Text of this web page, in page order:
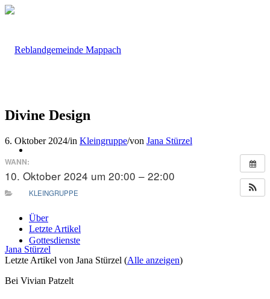
Gottesdienste
Divine Design
6. Oktober 2024/in Kleingruppe/von Jana Stürzel
WANN:
10. Oktober 2024 um 20:00 – 22:00
KLEINGRUPPE
Über
Letzte Artikel
Jana Stürzel
Letzte Artikel von Jana Stürzel (Alle anzeigen)
Bei Vivian Patzelt